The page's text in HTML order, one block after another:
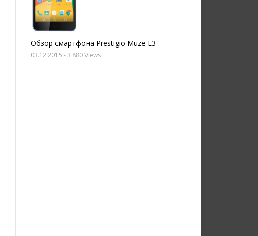
Обзор смартфона Prestigio Muze E3
03.12.2015 - 3 880 Views